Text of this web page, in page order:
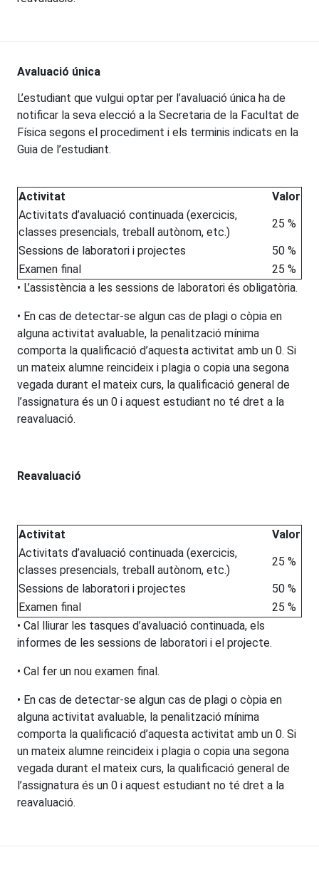
Avaluació única
L’estudiant que vulgui optar per l’avaluació única ha de
notificar la seva elecció a la Secretaria de la Facultat de
Física segons el procediment i els terminis indicats en la
Guia de l’estudiant.
Activitat
Valor
Activitats d’avaluació continuada (exercicis,
classes presencials, treball autònom, etc.)
25 %
Sessions de laboratori i projectes
50 %
Examen final
25 %
• L’assistència a les sessions de laboratori és obligatòria.
• En cas de detectar-se algun cas de plagi o còpia en
alguna activitat avaluable, la penalització mínima
comporta la qualificació d’aquesta activitat amb un 0. Si
un mateix alumne reincideix i plagia o copia una segona
vegada durant el mateix curs, la qualificació general de
l’assignatura és un 0 i aquest estudiant no té dret a la
reavaluació.
Reavaluació
Activitat
Valor
Activitats d’avaluació continuada (exercicis,
classes presencials, treball autònom, etc.)
25 %
Sessions de laboratori i projectes
50 %
Examen final
25 %
• Cal lliurar les tasques d’avaluació continuada, els
informes de les sessions de laboratori i el projecte.
• Cal fer un nou examen final.
• En cas de detectar-se algun cas de plagi o còpia en
alguna activitat avaluable, la penalització mínima
comporta la qualificació d’aquesta activitat amb un 0. Si
un mateix alumne reincideix i plagia o copia una segona
vegada durant el mateix curs, la qualificació general de
l’assignatura és un 0 i aquest estudiant no té dret a la
reavaluació.